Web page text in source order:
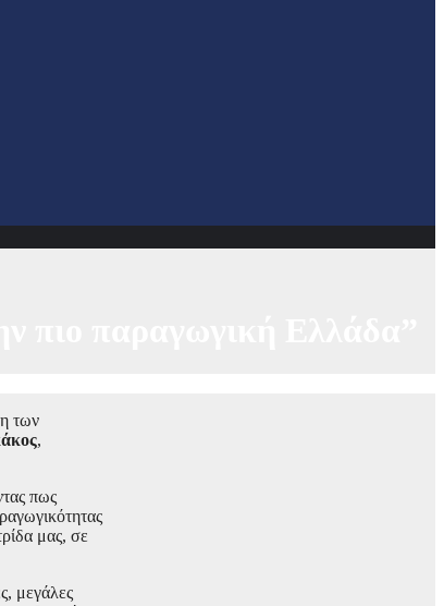
των
,
πως
μας, σε
μεγάλες